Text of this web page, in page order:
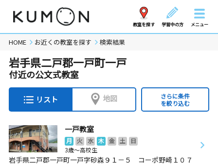
教室を探す 学習中の方 メニュー
HOME お近くの教室を探す 検索結果
岩手県二戸郡一戸町一戸
付近の公文式教室
リスト 地図
さらに条件
を絞り込む
一戸教室
月 火 水 木 金 土
日
3歳～高校生
岩手県二戸郡一戸町一戸字砂森９１－５ コーポ野崎１０７